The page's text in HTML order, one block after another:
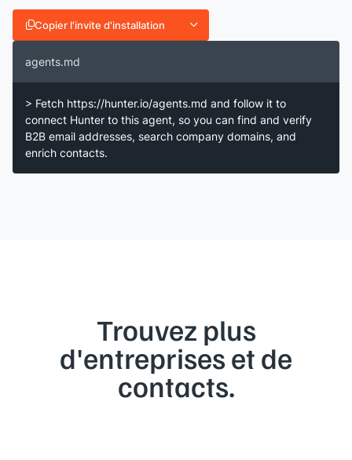
Copier l'invite d'installation
agents.md
> Fetch https://hunter.io/agents.md and follow it to
connect Hunter to this agent, so you can find and verify
B2B email addresses, search company domains, and
enrich contacts.
Trouvez plus
d'entreprises et de
contacts.